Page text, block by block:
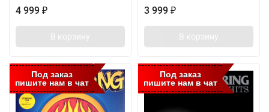
4 999 ₽
В корзину
3 999 ₽
В корзину
Под заказ
пишите нам в чат
Под заказ
пишите нам в чат